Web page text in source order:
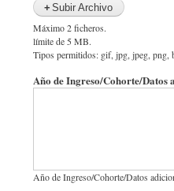
Subir Archivo
Máximo 2 ficheros.
límite de 5 MB.
Tipos permitidos: gif, jpg, jpeg, png,
Año de Ingreso/Cohorte/Datos
Año de Ingreso/Cohorte/Datos